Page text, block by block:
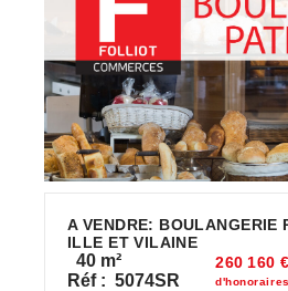
A VENDRE: BOULANGERIE
ILLE ET VILAINE
40 m²
Réf : 5074SR
260 160
d'honoraires